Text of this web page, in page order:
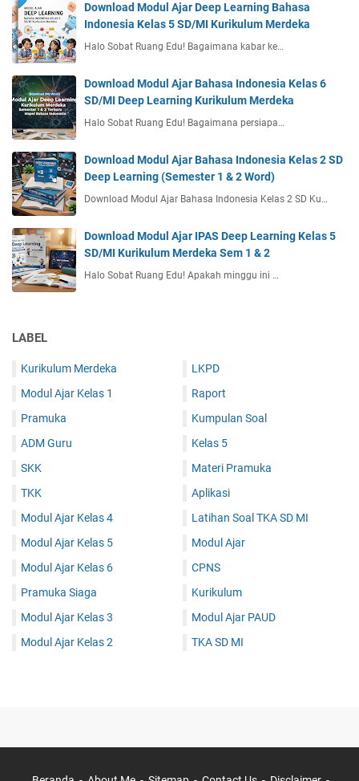
Download Modul Ajar Deep Learning Bahasa
Indonesia Kelas 5 SD/MI Kurikulum Merdeka
Halo Sobat Ruang Edu! Bagaimana kabar ke…
Download Modul Ajar Bahasa Indonesia Kelas 6
SD/MI Deep Learning Kurikulum Merdeka
Halo Sobat Ruang Edu! Bagaimana persiapa…
Download Modul Ajar Bahasa Indonesia Kelas 2 SD
Deep Learning (Semester 1 & 2 Word)
Download Modul Ajar Bahasa Indonesia Kelas 2 SD Ku…
Download Modul Ajar IPAS Deep Learning Kelas 5
SD/MI Kurikulum Merdeka Sem 1 & 2
Halo Sobat Ruang Edu! Apakah minggu ini …
LABEL
Kurikulum Merdeka
Modul Ajar Kelas 1
Pramuka
ADM Guru
SKK
TKK
Modul Ajar Kelas 4
Modul Ajar Kelas 5
Modul Ajar Kelas 6
Pramuka Siaga
Modul Ajar Kelas 3
Modul Ajar Kelas 2
LKPD
Raport
Kumpulan Soal
Kelas 5
Materi Pramuka
Aplikasi
Latihan Soal TKA SD MI
Modul Ajar
CPNS
Kurikulum
Modul Ajar PAUD
TKA SD MI